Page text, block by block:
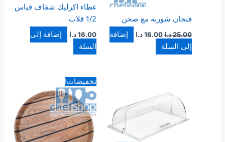
فنجان شوربه مع صحن
25.00د.ا16.00 د.ا
إضافة
إلى السلة
غطاء اكرليك شفاف قياس
1/2 قلاب
16.00د.ا
إضافة إلى
السلة
تخفيضات!السعر
الأصلي
هو:
4.00 د.ا.
هو:
2.50 د.ا.